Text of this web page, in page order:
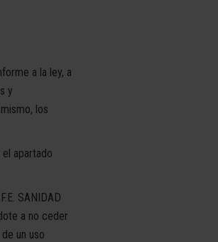
a la ley, a
y
los
apartado
SANIDAD
a no ceder
un uso